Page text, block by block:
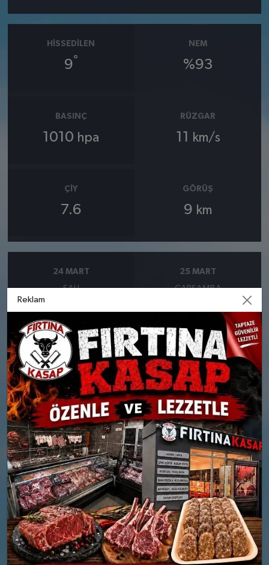
HISSEDILEN
9°
NEM
%93
BASINÇ
1010 hpa
RÜZGAR
11 km/s
ÇIY
7.6
GÖRÜŞ
9 km
24 MART
SALI
Bölgesel düzensiz yağmur
yağışlı
Nem: %87
Rüzgar: 8 km/h
Yağış Olasılığı: %89
25 MART
ÇARŞAMBA
°
Bölgesel düzensiz yağmur
yağışlı
Nem: %90
Rüzgar: 7 km/h
Yağış Olasılığı: %89
26 MART
PERŞEMBE
9°
Parçalı Bulutlu
27 MART
CUMA
10°
Güneşli
Reklam